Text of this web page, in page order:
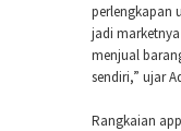
perlengkapan
jadi
menjual
sendiri,” ujar
Rangkaian